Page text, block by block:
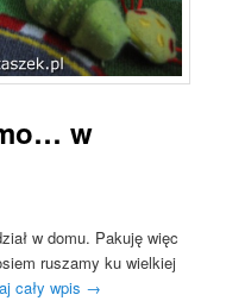
w
w domu. Pakuję więc
ruszamy ku wielkiej
cały wpis →